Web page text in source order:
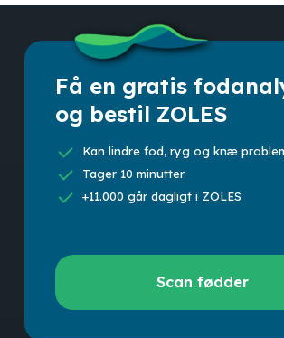
Få en gratis
og bestil ZOLES
Kan lindre fod, ryg og knæ
Tager 10 minutter
+11.000 går dagligt i ZOLES
fødder
Scan fødder